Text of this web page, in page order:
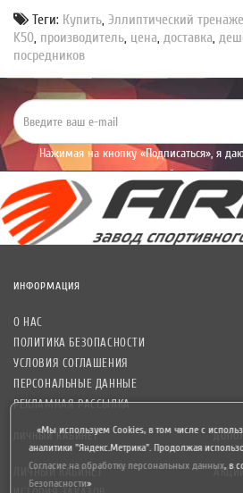
Теги: Купить, Эллиптический
K50, производитель, цена, доставка,
посредников
Нажимая на кнопку «Подписаться», я даю
уведомлений рекламного
ИНФОРМАЦИЯ
О НАС
ПОЛИТИКА БЕЗОПАСНОСТИ
УСЛОВИЯ СОГЛАШЕНИЯ
ПЕРСОНАЛЬНЫЕ ДАННЫЕ
РЕКЛАМНАЯ РАССЫЛКА
ЛИЧНЫЙ КАБИНЕТ
ЛИЧНЫЙ КАБИНЕТ
«Мы используем Cookies, в том числе с
аналитики "Яндекс.Метрика". Продолжая
Согласие на обработку персональных данных,в
Безопасности»